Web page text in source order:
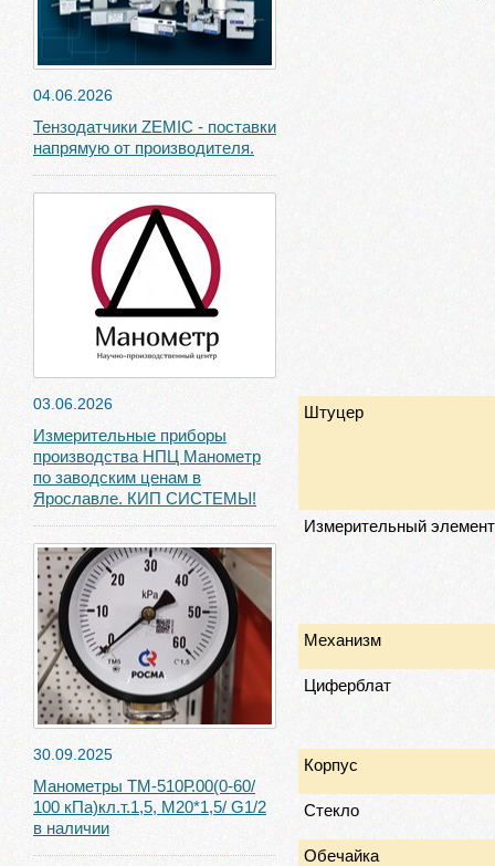
04.06.2026
Тензодатчики ZEMIC - поставки
напрямую от производителя.
03.06.2026
Измерительные приборы
производства НПЦ Манометр
по заводским ценам в
Ярославле. КИП СИСТЕМЫ!
30.09.2025
Манометры ТМ-510Р.00(0-60/
100 кПа)кл.т.1,5, М20*1,5/ G1/2
в наличии
Штуцер
Измерительный элемент
Механизм
Циферблат
Корпус
Стекло
Обечайка